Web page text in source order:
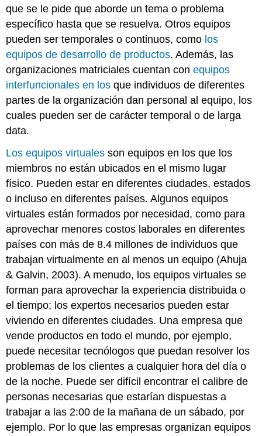
que se le pide que aborde un tema o problema
específico hasta que se resuelva. Otros equipos
pueden ser temporales o continuos, como los
equipos de desarrollo de productos. Además, las
organizaciones matriciales cuentan conequipos
interfuncionales en los que individuos de diferentes
partes de la organización dan personal al equipo, los
cuales pueden ser de carácter temporal o de larga
data.
Los equipos virtuales son equipos en los que los
miembros no están ubicados en el mismo lugar
físico. Pueden estar en diferentes ciudades, estados
o incluso en diferentes países. Algunos equipos
virtuales están formados por necesidad, como para
aprovechar menores costos laborales en diferentes
países con más de 8.4 millones de individuos que
trabajan virtualmente en al menos un equipo (Ahuja
& Galvin, 2003). A menudo, los equipos virtuales se
forman para aprovechar la experiencia distribuida o
el tiempo; los expertos necesarios pueden estar
viviendo en diferentes ciudades. Una empresa que
vende productos en todo el mundo, por ejemplo,
puede necesitar tecnólogos que puedan resolver los
problemas de los clientes a cualquier hora del día o
de la noche. Puede ser difícil encontrar el calibre de
personas necesarias que estarían dispuestas a
trabajar a las 2:00 de la mañana de un sábado, por
ejemplo. Por lo que las empresas organizan equipos